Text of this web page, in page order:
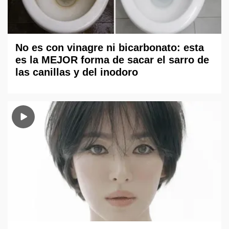
No es con vinagre ni bicarbonato: esta
es la MEJOR forma de sacar el sarro de
las canillas y del inodoro